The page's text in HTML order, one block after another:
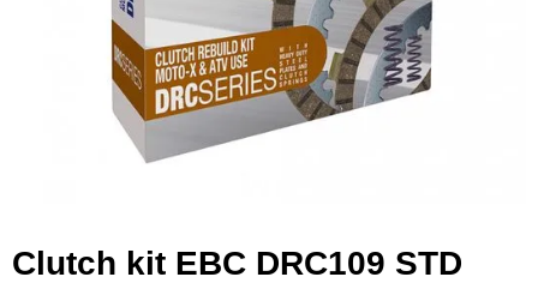
Clutch kit EBC DRC109 STD